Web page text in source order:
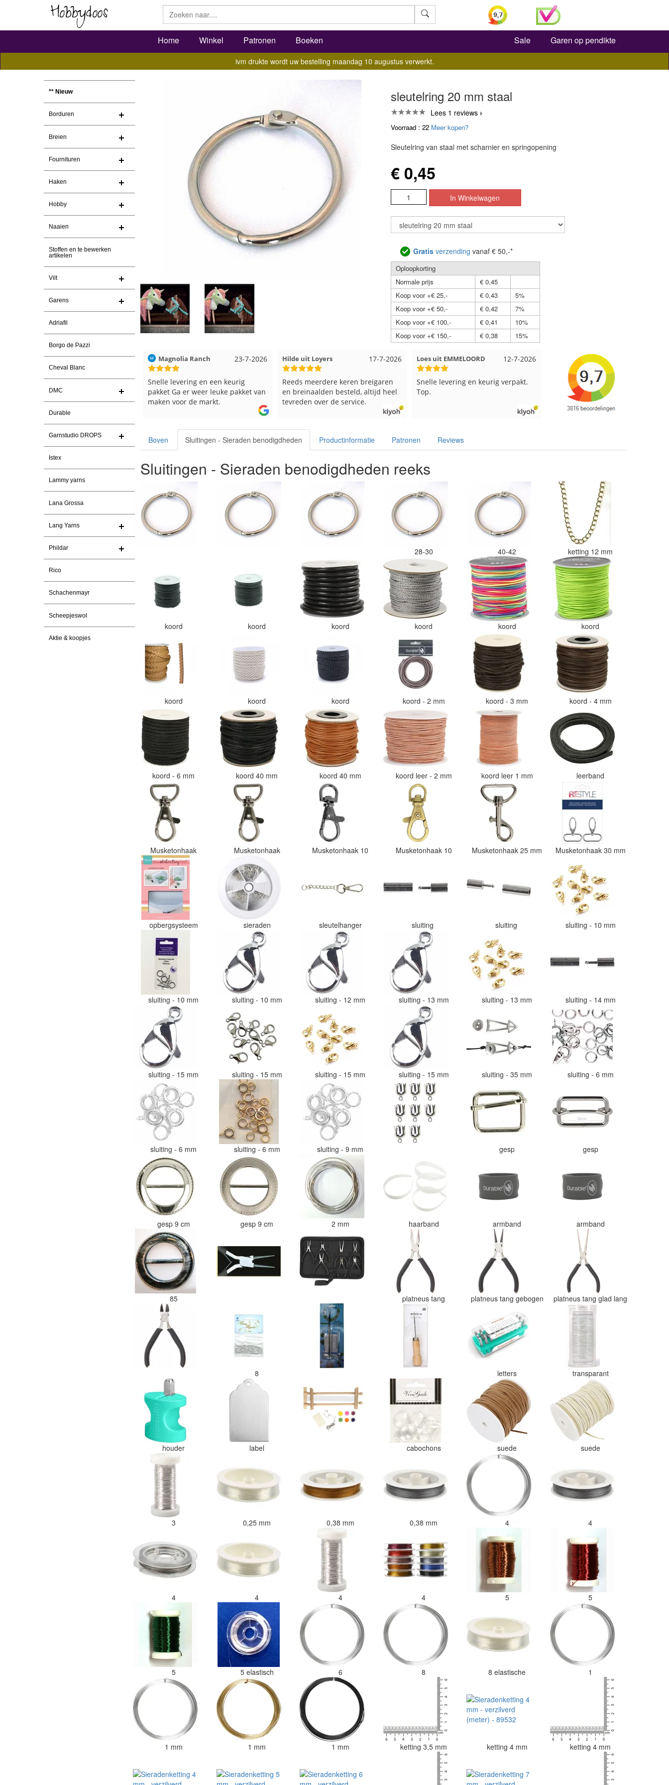
Zoeken
Home Winkel Patronen Boeken Sale Garen op pendikte
ivm drukte wordt uw bestelling maandag 10 augustus verwerkt.
** Nieuw
Borduren
Breien
Fournituren
Haken
Hobby
Naaien
Stoffen en te bewerken
artikelen
Vilt
Garens
Adriafil
Borgo de Pazzi
Cheval Blanc
DMC
Durable
Garnstudio DROPS
Istex
Lammy yarns
Lana Grossa
Lang Yarns
Phildar
Rico
Schachenmayr
Scheepjeswol
Aktie & koopjes
sleutelring 20 mm staal
Lees 1 reviews
Voorraad : 22 Meer kopen?
Sleutelring van staal met scharnier en springopening
€ 0,45
Gratisverzending vanaf € 50,-*
Oploopkorting
Normale prijs
€ 0,45
Koop voor +€ 25,-
€ 0,43
5%
Koop voor +€ 50,-
€ 0,42
7%
Koop voor +€ 100,-
€ 0,41
10%
Koop voor +€ 150,-
€ 0,38 15%
30-7-2026
Christel Vanderlinden
Snelle levering. En prima garen
23-7-2026
Magnolia Ranch
Snelle levering en een keurig
pakket Ga er weer leuke pakket van
maken voor de markt.
17-7-2026
Hilde uit Loyers
Reeds meerdere keren breigaren
en breinaalden besteld, altijd heel
tevreden over de service.
12-7-2026
Loes uit EMMELOORD
Snelle levering en keurig verpakt.
Top.
Nell uit Beuningen
Goed verpakt en snelgeleverd
Boven Sluitingen - Sieraden benodigdheden Productinformatie Patronen Reviews
Sluitingen - Sieraden benodigdheden reeks
28-30 40-42 ketting 12 mm
koord koord koord koord koord koord
koord koord koord koord - 2 mm koord - 3 mm koord - 4 mm
koord - 6 mm koord 40 mm koord 40 mm koord leer - 2 mm koord leer 1 mm leerband
Musketonhaak Musketonhaak Musketonhaak 10 Musketonhaak 10 Musketonhaak 25 mm Musketonhaak 30 mm
opbergsysteem sieraden sleutelhanger sluiting sluiting sluiting - 10 mm
sluiting - 10 mm sluiting - 10 mm sluiting - 12 mm sluiting - 13 mm sluiting - 13 mm sluiting - 14 mm
sluiting - 15 mm sluiting - 15 mm sluiting - 15 mm sluiting - 15 mm sluiting - 35 mm sluiting - 6 mm
sluiting - 6 mm sluiting - 6 mm sluiting - 9 mm gesp gesp
gesp 9 cm gesp 9 cm 2 mm haarband armband armband
85 platneus tang platneus tang gebogen platneus tang glad lang
8 letters transparant
houder label cabochons suede suede
3 0,25 mm 0,38 mm 0,38 mm 4 4
4 4 4 4 5 5
5 5 elastisch 6 8 8 elastische 1
1 mm 1 mm 1 mm ketting 3,5 mm ketting 4 mm ketting 4 mm